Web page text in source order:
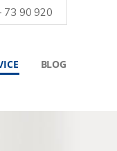
73 90 920
BLOG